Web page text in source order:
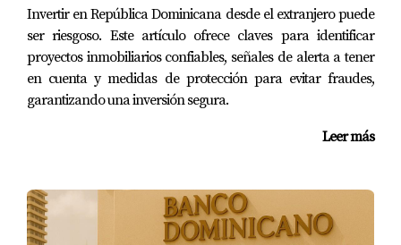
CASOS PRÁCTICOS
Para ilustrar mejor cómo funciona el proceso de
obtención de préstamos para extranjeros en la República
Dominicana, aquí te presentamos tres casos prácticos
CONCLUSIÓN
Invertir en República Dominicana desde el extranjero puede
ser riesgoso. Este artículo ofrece claves para identificar
proyectos inmobiliarios confiables, señales de alerta a tener
en cuenta y medidas de protección para evitar fraudes,
garantizando una inversión segura.
Leer más